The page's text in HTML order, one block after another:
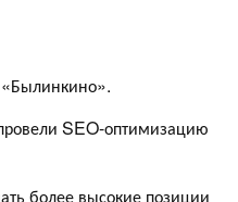
SEO-оптимизацию
более высокие позиции